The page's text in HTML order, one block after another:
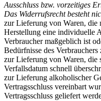
Ausschluss bzw. vorzeitiges
Das Widerrufsrecht besteht
zur Lieferung von Waren, die
Herstellung eine individuelle
Verbraucher maßgeblich ist
Bedürfnisse des
zur Lieferung von Waren, die
Verfallsdatum schnell
zur Lieferung alkoholischer
Vertragsschluss vereinbart
Vertragsschluss geliefert